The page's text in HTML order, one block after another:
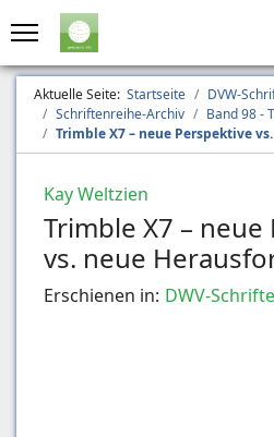
Aktuelle Seite: Startseite
DVW-
Schriftenreihe-Archiv
Band 98 -
Trimble X7 – neue Perspektive
Kay Weltzien
Trimble X7 –
vs. neue
Erschienen in: DWV-